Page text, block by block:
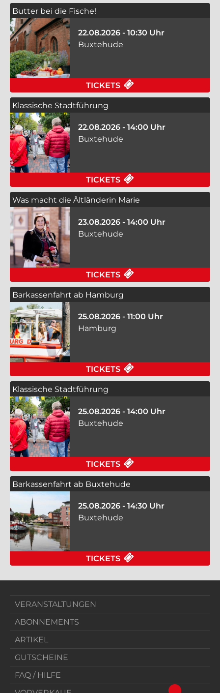
Butter bei die Fische!
22.08.2026 - 10:30 Uhr
Buxtehude
TICKETS
Klassische Stadtführung
22.08.2026 - 14:00 Uhr
Buxtehude
TICKETS
Was macht die Ältländerin Marie
23.08.2026 - 14:00 Uhr
Buxtehude
TICKETS
Barkassenfahrt ab Hamburg
25.08.2026 - 11:00 Uhr
Hamburg
TICKETS
Klassische Stadtführung
25.08.2026 - 14:00 Uhr
Buxtehude
TICKETS
Barkassenfahrt ab Buxtehude
25.08.2026 - 14:30 Uhr
Buxtehude
TICKETS
VERANSTALTUNGEN
ABONNEMENTS
ARTIKEL
GUTSCHEINE
FAQ / HILFE